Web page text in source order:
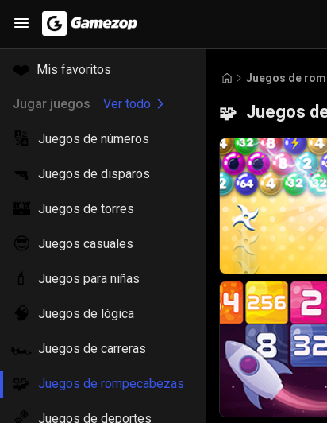
❤️ Mis favoritos
Jugar juegos Ver todo
🔢 Juegos de números
🔫 Juegos de disparos
🏰 Juegos de torres
😎 Juegos casuales
💄 Juegos para niñas
🧠 Juegos de lógica
🏎️ Juegos de carreras
🧩 Juegos de rompecabezas
🏀 Juegos de deportes
Juegos de
🧩 Juegos